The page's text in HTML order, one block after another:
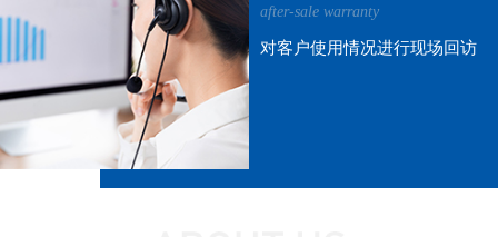
after-sale warranty
对客户使用情况进行现场回访